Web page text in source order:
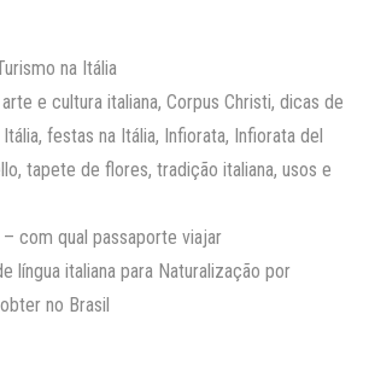
na Itália
arte e cultura italiana, Corpus Christi, dicas de
, festas na Itália, Infiorata, Infiorata del
, tapete de flores, tradição italiana, usos e
– com qual passaporte viajar
língua italiana para Naturalização por
no Brasil